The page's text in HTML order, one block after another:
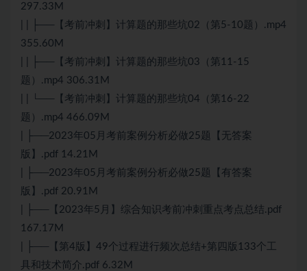
297.33M
| | ├──【考前冲刺】计算题的那些坑02（第5-10题）.mp4
355.60M
| | ├──【考前冲刺】计算题的那些坑03（第11-15
题）.mp4 306.31M
| | └──【考前冲刺】计算题的那些坑04（第16-22
题）.mp4 466.09M
| ├──2023年05月考前案例分析必做25题【无答案
版】.pdf 14.21M
| ├──2023年05月考前案例分析必做25题【有答案
版】.pdf 20.91M
| ├──【2023年5月】综合知识考前冲刺重点考点总结.pdf
167.17M
| ├──【第4版】49个过程进行频次总结+第四版133个工
具和技术简介.pdf 6.32M